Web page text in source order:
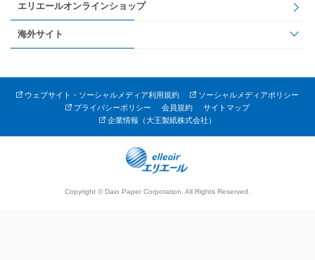
エリエールオンラインショップ
海外サイト
ウェブサイト・ソーシャルメディア利用規約
ソーシャルメディアポリシー
プライバシーポリシー
会員規約
サイトマップ
企業情報（大王製紙株式会社）
Copyright © Daio Paper Corporation. All Rights Reserved.